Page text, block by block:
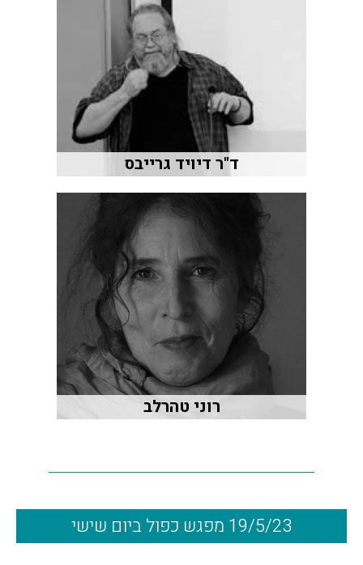
ד"ר דיויד גרייבס
רוני טהרלב
19/5/23 מפגש כפול ביום שישי